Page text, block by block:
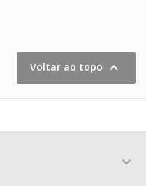
Voltar ao topo 
